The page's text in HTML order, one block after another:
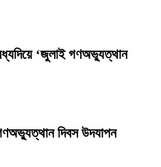
‘জুলাই গণঅভ্যুত্থান
দিবস উদযাপন